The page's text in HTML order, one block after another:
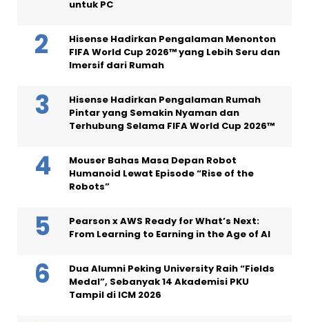
untuk PC
Hisense Hadirkan Pengalaman Menonton
FIFA World Cup 2026™ yang Lebih Seru dan
Imersif dari Rumah
Hisense Hadirkan Pengalaman Rumah
Pintar yang Semakin Nyaman dan
Terhubung Selama FIFA World Cup 2026™
Mouser Bahas Masa Depan Robot
Humanoid Lewat Episode “Rise of the
Robots”
Pearson x AWS Ready for What’s Next:
From Learning to Earning in the Age of AI
Dua Alumni Peking University Raih “Fields
Medal”, Sebanyak 14 Akademisi PKU
Tampil di ICM 2026